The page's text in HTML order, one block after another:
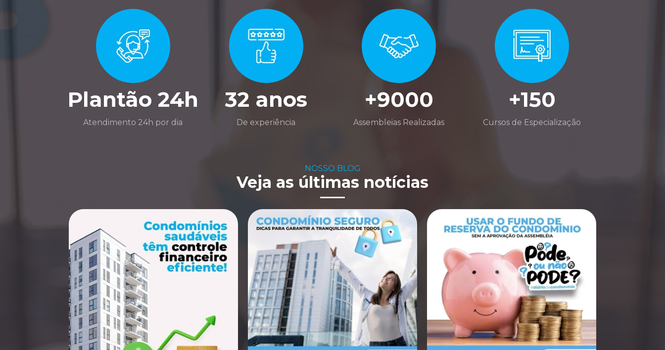
Plantão 24h
Atendimento 24h por dia
32 anos
De experiência
+9000
Assembleias Realizadas
+150
Cursos de Especialização
NOSSO BLOG
Veja as últimas notícias